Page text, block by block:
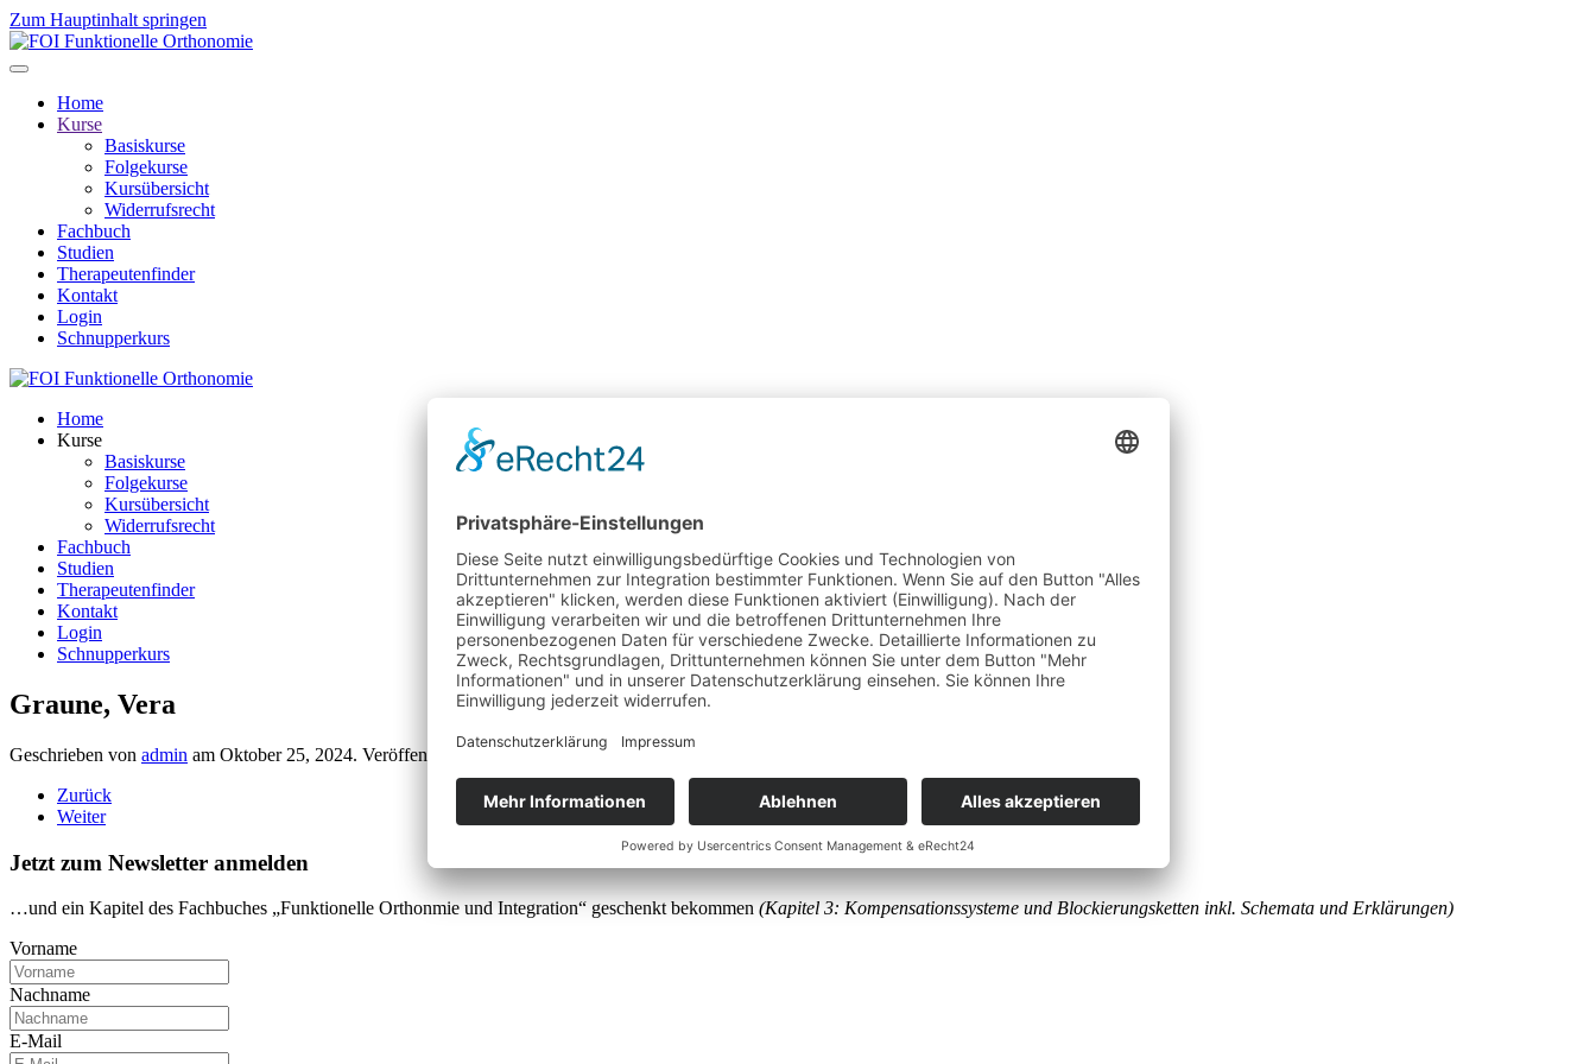
Zum Hauptinhalt springen
Home
Kurse
Basiskurse
Folgekurse
Kursübersicht
Widerrufsrecht
Fachbuch
Studien
Therapeutenfinder
Kontakt
Login
Schnupperkurs
Home
Kurse
Basiskurse
Folgekurse
Kursübersicht
Widerrufsrecht
Fachbuch
Studien
Therapeutenfinder
Kontakt
Login
Schnupperkurs
Graune, Vera
Geschrieben von admin am Oktober 25, 2024. Veröffentlicht in
Zurück
Weiter
Jetzt zum Newsletter anmelden
…und ein Kapitel des Fachbuches „Funktionelle Orthonmie und Integration“ geschenkt bekommen (Kapitel 3: Kompensationssysteme und Blockierungsketten inkl. Schemata und Erklärungen)
Vorname
Nachname
E-Mail